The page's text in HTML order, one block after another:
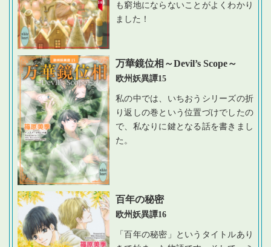
も窮地にならないことがよくわかり
ました！
万華鏡位相～Devil’s Scope～
欧州妖異譚15
私の中では、いちおうシリーズの折
り返しの巻という位置づけでしたの
で、私なりに鍵となる話を書きまし
た。
百年の秘密
欧州妖異譚16
「百年の秘密」というタイトルあり